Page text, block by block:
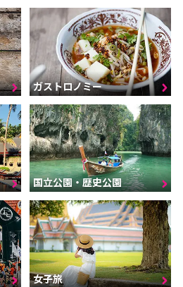
ガストロノミー
国立公園・歴史公園
女子旅